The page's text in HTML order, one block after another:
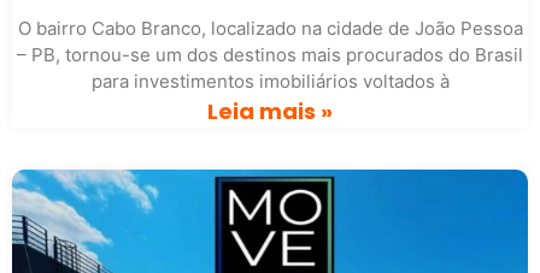
O bairro Cabo Branco, localizado na cidade de João Pessoa
– PB, tornou-se um dos destinos mais procurados do Brasil
para investimentos imobiliários voltados à
Leia mais »